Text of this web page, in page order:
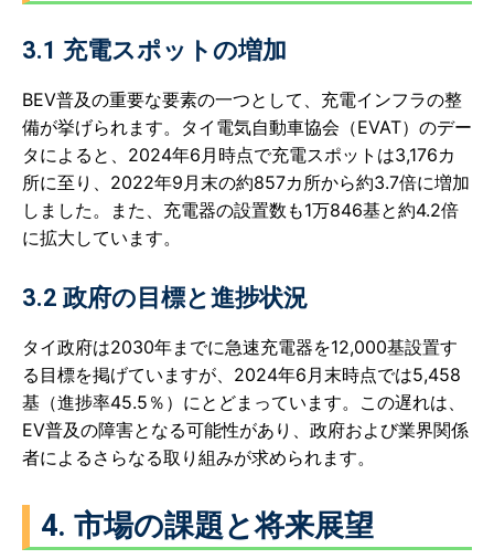
3.1 充電スポットの増加
BEV普及の重要な要素の一つとして、充電インフラの整
備が挙げられます。タイ電気自動車協会（EVAT）のデー
タによると、2024年6月時点で充電スポットは3,176カ
所に至り、2022年9月末の約857カ所から約3.7倍に増加
しました。また、充電器の設置数も1万846基と約4.2倍
に拡大しています。
3.2 政府の目標と進捗状況
タイ政府は2030年までに急速充電器を12,000基設置す
る目標を掲げていますが、2024年6月末時点では5,458
基（進捗率45.5％）にとどまっています。この遅れは、
EV普及の障害となる可能性があり、政府および業界関係
者によるさらなる取り組みが求められます。
4. 市場の課題と将来展望